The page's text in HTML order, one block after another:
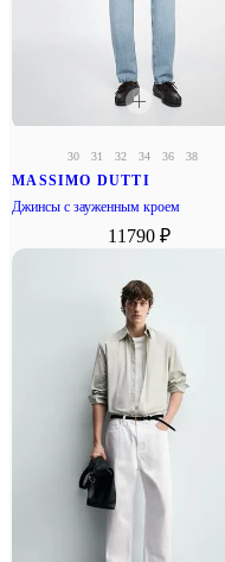
30 31 32 34 36 38
MASSIMO DUTTI
Джинсы с зауженным кроем
11790 ₽